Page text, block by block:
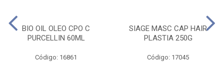
BIO OIL OLEO CPO C
PURCELLIN 60ML
Código: 16861
SIAGE MASC CAP HAIR
PLASTIA 250G
Código: 17045